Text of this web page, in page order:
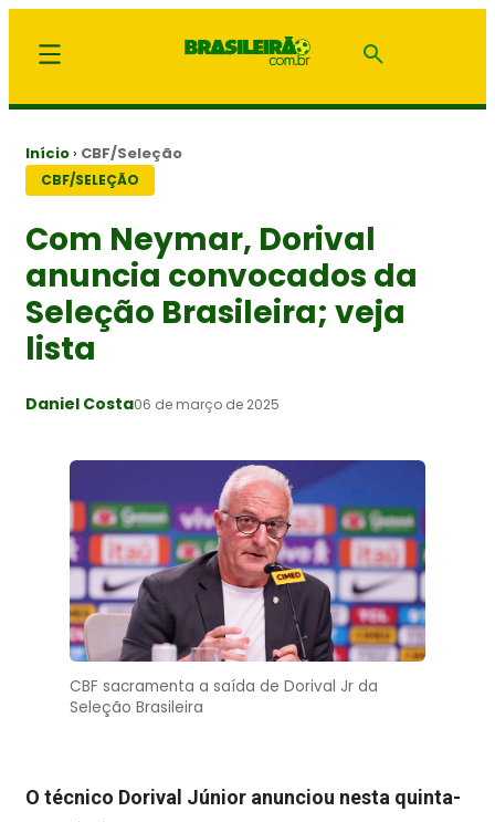
Início › CBF/Seleção
CBF/SELEÇÃO
Com Neymar, Dorival
anuncia convocados da
Seleção Brasileira; veja
lista
Daniel Costa06 de março de 2025
CBF sacramenta a saída de Dorival Jr da
Seleção Brasileira
O técnico Dorival Júnior anunciou nesta quinta-